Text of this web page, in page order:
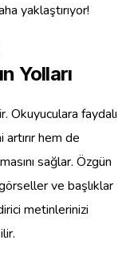
yaklaştırıyor!
Yolları
Okuyuculara faydalı
hem de
sağlar. Özgün
ve başlıklar
metinlerinizi